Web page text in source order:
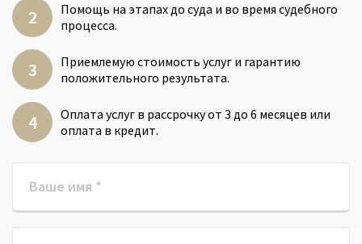
Помощь на этапах до суда и во время судебного
процесса.
Приемлемую стоимость услуг и гарантию
положительного результата.
Оплата услуг в рассрочку от 3 до 6 месяцев или
оплата в кредит.